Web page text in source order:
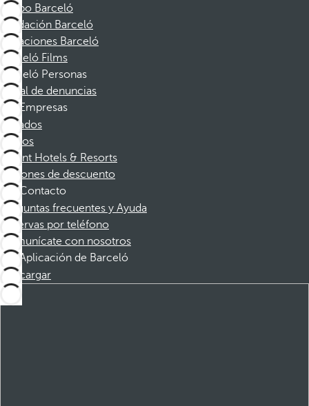
Grupo Barceló
Fundación Barceló
Vacaciones Barceló
Barceló Films
Barceló Personas
Canal de denuncias
Empresas
Afiliados
Socios
Dorint Hotels & Resorts
Cupones de descuento
Contacto
Preguntas frecuentes y Ayuda
Reservas por teléfono
Comunícate con nosotros
Aplicación de Barceló
Descargar